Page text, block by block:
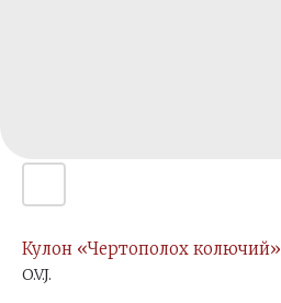
Кулон «Чертополох колючий»
O.V.J.